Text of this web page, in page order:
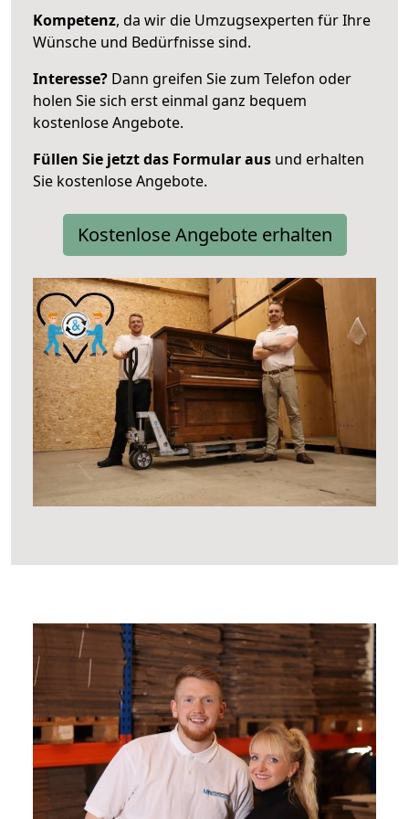
Kompetenz, da wir die Umzugsexperten für Ihre
Wünsche und Bedürfnisse sind.
Interesse? Dann greifen Sie zum Telefon oder
holen Sie sich erst einmal ganz bequem
kostenlose Angebote.
Füllen Sie jetzt das Formular aus und erhalten
Sie kostenlose Angebote.
Kostenlose Angebote erhalten